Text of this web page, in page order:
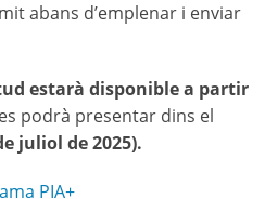
abans d’emplenar i enviar
estarà disponible a partir
podrà presentar dins el
juliol de 2025).
PIA+